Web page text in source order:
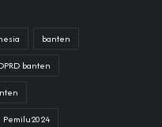
banten
banten
Pemilu2024